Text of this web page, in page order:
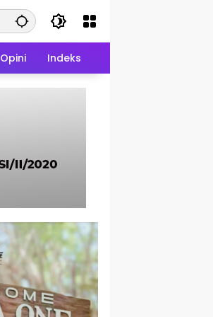
Opini Indeks